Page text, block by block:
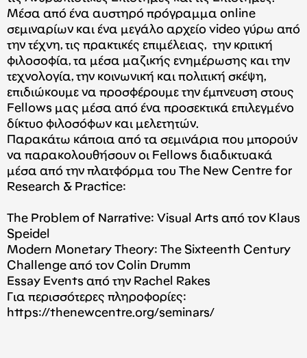
Μέσα από ένα αυστηρό πρόγραμμα online
σεμιναρίων και ένα μεγάλο αρχείο video γύρω από
την τέχνη, τις πρακτικές επιμέλειας, την κριτική
φιλοσοφία, τα μέσα μαζικής ενημέρωσης και την
τεχνολογία, την κοινωνική και πολιτική σκέψη,
επιδιώκουμε να προσφέρουμε την έμπνευση στους
Fellows μας μέσα από ένα προσεκτικά επιλεγμένο
δίκτυο φιλοσόφων και μελετητών.
Παρακάτω κάποια από τα σεμινάρια που μπορούν
να παρακολουθήσουν οι Fellows διαδικτυακά
μέσα από την πλατφόρμα του The New Centre for
Research & Practice:
The Problem of Narrative: Visual Arts από τον Klaus
Speidel
Modern Monetary Theory: The Sixteenth Century
Challenge από τον Colin Drumm
Essay Events από την Rachel Rakes
Για περισσότερες πληροφορίες:
https://thenewcentre.org/seminars/